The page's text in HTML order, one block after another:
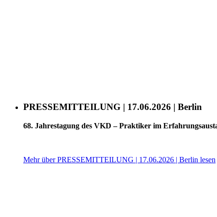
PRESSEMITTEILUNG | 17.06.2026 | Berlin
68. Jahrestagung des VKD – Praktiker im
Mehr über PRESSEMITTEILUNG | 17.06.2026 | Berlin lesen